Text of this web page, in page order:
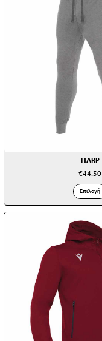
HARP
€44.30
Επιλογή